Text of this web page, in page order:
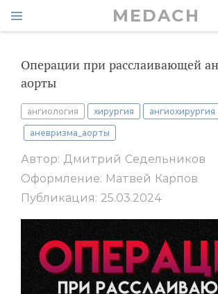
MEDACH
Операции при расслаивающей
аорты
ангиология хирургия ангиохирургия
аневризма_аорты
Автор: Дмитрий Седельников
Оформление: Матвей Карпов
Публикация: 25.03.2024